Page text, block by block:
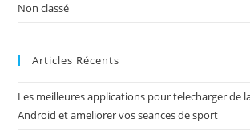
Non classé
Articles Récents
Les meilleures applications pour telecharger de
Android et ameliorer vos seances de sport